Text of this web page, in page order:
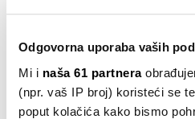
Odgovorna uporaba vaših
Mi i naša 61 partnera
(npr. vaš IP broj) koristeći se
poput kolačića kako bismo
Stil
satova
03.09.2023